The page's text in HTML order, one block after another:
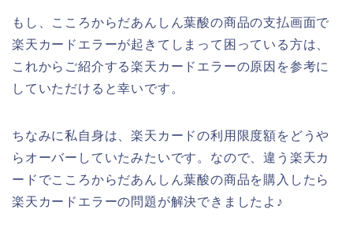
もし、こころからだあんしん葉酸の商品の支払画面で
楽天カードエラーが起きてしまって困っている方は、
これからご紹介する楽天カードエラーの原因を参考に
していただけると幸いです。
ちなみに私自身は、楽天カードの利用限度額をどうや
らオーバーしていたみたいです。なので、違う楽天カ
ードでこころからだあんしん葉酸の商品を購入したら
楽天カードエラーの問題が解決できましたよ♪